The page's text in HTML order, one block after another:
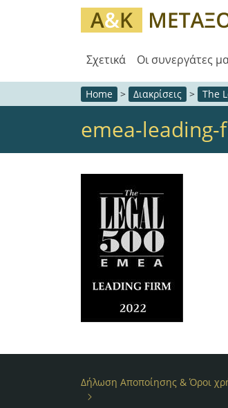
Σχετικά Οι συνεργάτες
Home > Διακρίσεις > The
emea-
Δήλωση Αποποίησης & Όροι